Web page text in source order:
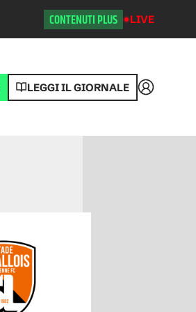
CONTENUTI PLUS LIVE
LEGGI IL GIORNALE Accedi